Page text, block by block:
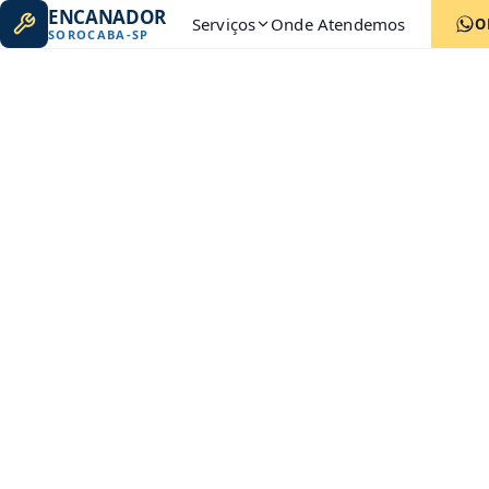
ENCANADOR
SOROCABA-SP Serviços Onde Atendemos